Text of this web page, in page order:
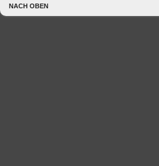
NACH OBEN